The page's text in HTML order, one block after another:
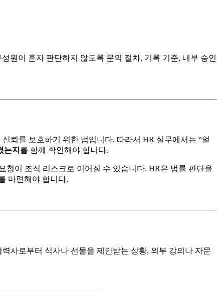
원이 혼자 판단하지 않도록 문의 절차, 기록 기준, 내부 승인
뢰를 보호하기 위한 법입니다. 따라서 HR 실무에서는 “얼
는지 를 함께 확인해야 합니다.
청이 조직 리스크로 이어질 수 있습니다. HR은 법률 판단을
마련해야 합니다.
사로부터 식사나 선물을 제안받는 상황, 외부 강의나 자문